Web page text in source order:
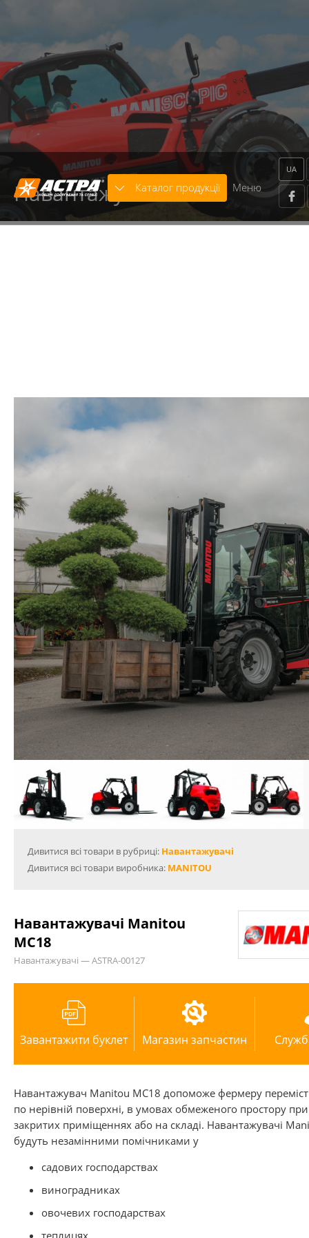
/home/astra/public_html/includes/classes/
on line
136
Warning : trim() expects parameter 1 to be string, array
given in
/home/astra/public_html/includes/modules/Template/
on line
Каталог продукції Меню
UA
Навантажувачі
Дивитися всі товари в рубриці: Навантажувачі
Дивитися всі товари виробника: MANITOU
Навантажувачі Manitou
МС18
Навантажувачі — ASTRA-00127
Завантажити буклет Магазин запчастин
Навантажувач Manitou МС18 допоможе фермеру
по нерівній поверхні, в умовах обмеженого простору
закритих приміщеннях або на складі. Навантажувачі
будуть незамінними помічниками у
садових господарствах
виноградниках
овочевих господарствах
теплицях